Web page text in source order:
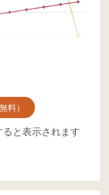
料）
と表示されます